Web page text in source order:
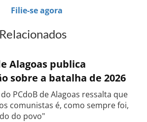
Filie-se agora
Alagoas publica
sobre a batalha de 2026
PCdoB de Alagoas ressalta que
comunistas é, como sempre foi,
do povo"